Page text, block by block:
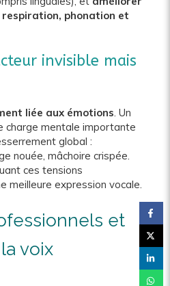
phonation et
invisible mais
liée aux émotions . Un
charge mentale importante
global :
nouée, mâchoire crispée.
ces tensions
meilleure expression vocale.
et
voix